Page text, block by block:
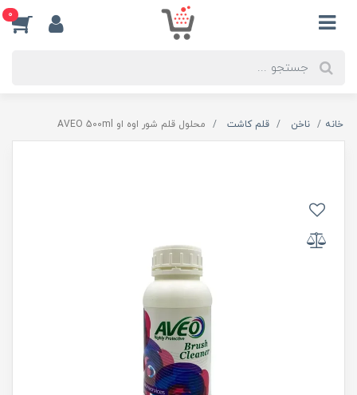
0
خانه ناخن قلم کاشت محلول قلم شور اوه او AVEO 500ml